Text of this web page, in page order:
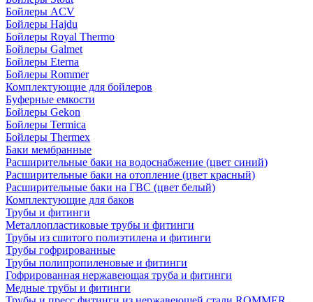
Бойлеры ACV
Бойлеры Hajdu
Бойлеры Royal Thermo
Бойлеры Galmet
Бойлеры Eterna
Бойлеры Rommer
Комплектующие для бойлеров
Буферные емкости
Бойлеры Gekon
Бойлеры Termica
Бойлеры Thermex
Баки мембранные
Расширительные баки на водоснабжение (цвет синий)
Расширительные баки на отопление (цвет красный)
Расширительные баки на ГВС (цвет белый)
Комплектующие для баков
Трубы и фитинги
Металлопластиковые трубы и фитинги
Трубы из сшитого полиэтилена и фитинги
Трубы гофрированные
Трубы полипропиленовые и фитинги
Гофрированная нержавеющая труба и фитинги
Медные трубы и фитинги